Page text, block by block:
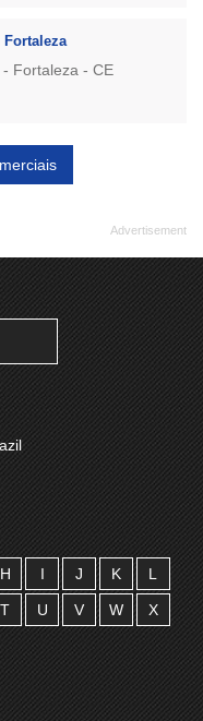
Fortaleza
Fortaleza - CE
H I J K L
T U V W X